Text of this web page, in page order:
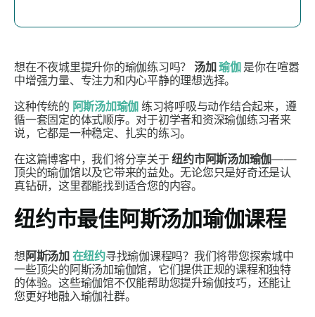
想在不夜城里提升你的瑜伽练习吗？ 汤加瑜伽是你在喧嚣
中增强力量、专注力和内心平静的理想选择。
这种传统的 阿斯汤加瑜伽 练习将呼吸与动作结合起来，遵
循一套固定的体式顺序。对于初学者和资深瑜伽练习者来
说，它都是一种稳定、扎实的练习。
在这篇博客中，我们将分享关于纽约市阿斯汤加瑜伽——
顶尖的瑜伽馆以及它带来的益处。无论您只是好奇还是认
真钻研，这里都能找到适合您的内容。
纽约市最佳阿斯汤加瑜伽课程
想 阿斯汤加 在纽约寻找瑜伽课程吗？我们将带您探索城中
一些顶尖的阿斯汤加瑜伽馆，它们提供正规的课程和独特
的体验。这些瑜伽馆不仅能帮助您提升瑜伽技巧，还能让
您更好地融入瑜伽社群。